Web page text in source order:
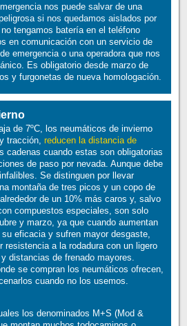
nos puede salvar de una
si nos quedamos aislados por
tengamos batería en el teléfono
en comunicación con un servicio de
emergencia o una operadora que nos
Es obligatorio desde marzo de
y furgonetas de nueva homologación.
de 7ºC, los neumáticos de invierno
tracción, reducen la distancia de
cadenas cuando estas son obligatorias
de paso por nevada. Aunque debe
Se distinguen por llevar
montaña de tres picos y un copo de
de un 10% más caros y, salvo
compuestos especiales, son solo
y marzo, ya que cuando aumentan
su eficacia y sufren mayor desgaste,
resistencia a la rodadura con un ligero
distancias de frenado mayores.
se compran los neumáticos ofrecen,
cuando no los usemos.
los denominados M+S (Mod &